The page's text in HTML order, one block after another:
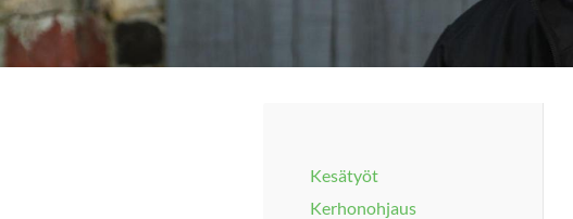
Kesätyöt
Kerhonohjaus